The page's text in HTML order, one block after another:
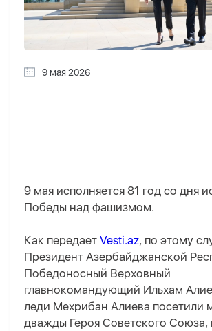
9 мая 2026
9 мая исполняется 81 год со дня
Победы над фашизмом.
Как передает Vesti.az, по этому
Президент Азербайджанской
Победоносный Верховный
главнокомандующий Ильхам
леди Мехрибан Алиева посетили
дважды Героя Советского Союза,